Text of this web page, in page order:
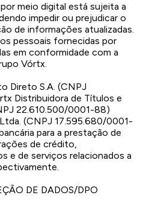
meio digital está sujeita a
impedir ou prejudicar o
de informações atualizadas.
pessoais fornecidas por
em conformidade com a
Vórtx.
Direto S.A. (CNPJ
Distribuidora de Títulos e
22.610.500/0001-88)
(CNPJ 17.595.680/0001-
para a prestação de
de crédito,
e de serviços relacionados a
DE DADOS/DPO